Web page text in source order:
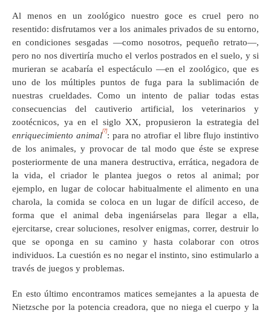
Al menos en un zoológico nuestro goce es cruel pero no
resentido: disfrutamos ver a los animales privados de su entorno,
en condiciones sesgadas —como nosotros, pequeño retrato—,
pero no nos divertiría mucho el verlos postrados en el suelo, y si
murieran se acabaría el espectáculo —en el zoológico, que es
uno de los múltiples puntos de fuga para la sublimación de
nuestras crueldades. Como un intento de paliar todas estas
consecuencias del cautiverio artificial, los veterinarios y
zootécnicos, ya en el siglo XX, propusieron la estrategia del
enriquecimiento animal
[7]
: para no atrofiar el libre flujo instintivo
de los animales, y provocar de tal modo que éste se exprese
posteriormente de una manera destructiva, errática, negadora de
la vida, el criador le plantea juegos o retos al animal; por
ejemplo, en lugar de colocar habitualmente el alimento en una
charola, la comida se coloca en un lugar de difícil acceso, de
forma que el animal deba ingeniárselas para llegar a ella,
ejercitarse, crear soluciones, resolver enigmas, correr, destruir lo
que se oponga en su camino y hasta colaborar con otros
individuos. La cuestión es no negar el instinto, sino estimularlo a
través de juegos y problemas.
En esto último encontramos matices semejantes a la apuesta de
Nietzsche por la potencia creadora, que no niega el cuerpo y la